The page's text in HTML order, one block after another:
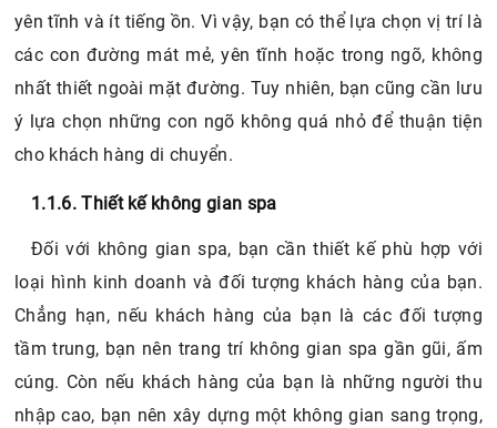
yên tĩnh và ít tiếng ồn. Vì vậy, bạn có thể lựa chọn vị trí là
các con đường mát mẻ, yên tĩnh hoặc trong ngõ, không
nhất thiết ngoài mặt đường. Tuy nhiên, bạn cũng cần lưu
ý lựa chọn những con ngõ không quá nhỏ để thuận tiện
cho khách hàng di chuyển.
1.1.6. Thiết kế không gian spa
Đối với không gian spa, bạn cần thiết kế phù hợp với
loại hình kinh doanh và đối tượng khách hàng của bạn.
Chẳng hạn, nếu khách hàng của bạn là các đối tượng
tầm trung, bạn nên trang trí không gian spa gần gũi, ấm
cúng. Còn nếu khách hàng của bạn là những người thu
nhập cao, bạn nên xây dựng một không gian sang trọng,